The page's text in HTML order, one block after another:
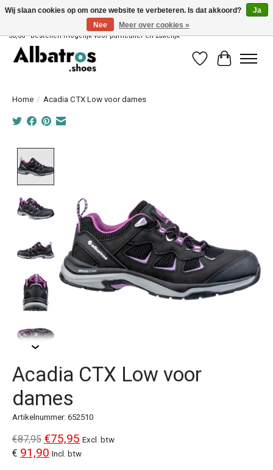
Albatros brandstore van Uniwork Beroepskleding - Gratis verzending vanaf €
50,00 - Bestellen mogelijk voor particulier en zakelijk
Verlanglijst
Home / Acadia CTX Low voor dames
Acadia CTX Low voor
dames
Artikelnummer: 652510
€87,95 €75,95 Excl. btw
€ 91,90 Incl. btw
Wij slaan cookies op om onze website te verbeteren. Is dat akkoord?
Ja
Nee
Meer over cookies »